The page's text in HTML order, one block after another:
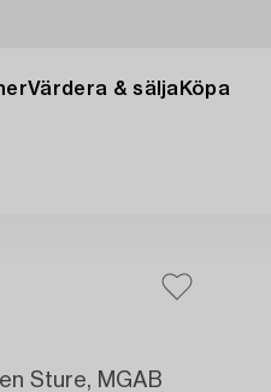
Värdera & sälja Köpa
Sture, MGAB